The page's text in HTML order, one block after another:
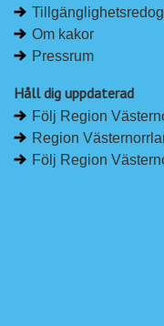
Om kakor
Pressrum
Håll dig uppdaterad
Följ Region
Region
Följ Region